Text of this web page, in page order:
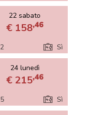
22 sabato
€ 158,46
2 Sì
24 lunedì
€ 215,46
5 Sì